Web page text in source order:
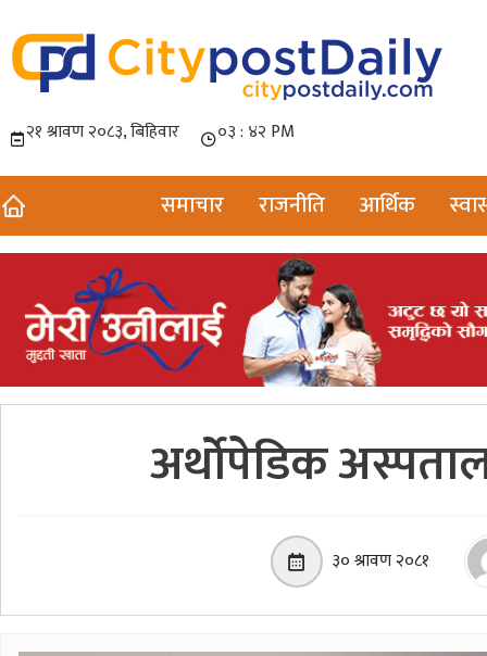
समाचार राजनीति आर्थिक
अर्थोपेडिक
३० श्रावण २०८१